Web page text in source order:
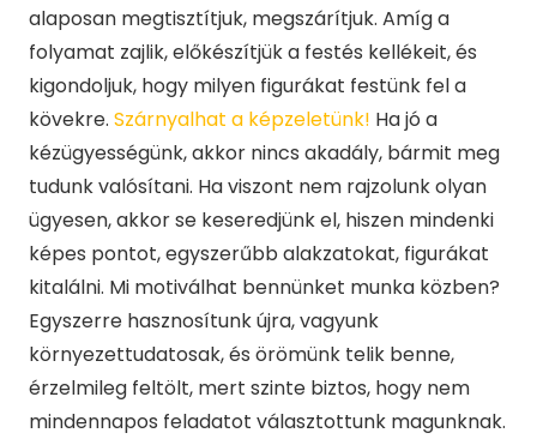
alaposan megtisztítjuk, megszárítjuk. Amíg a
folyamat zajlik, előkészítjük a festés kellékeit, és
kigondoljuk, hogy milyen figurákat festünk fel a
kövekre. Szárnyalhat a képzeletünk! Ha jó a
kézügyességünk, akkor nincs akadály, bármit meg
tudunk valósítani. Ha viszont nem rajzolunk olyan
ügyesen, akkor se keseredjünk el, hiszen mindenki
képes pontot, egyszerűbb alakzatokat, figurákat
kitalálni. Mi motiválhat bennünket munka közben?
Egyszerre hasznosítunk újra, vagyunk
környezettudatosak, és örömünk telik benne,
érzelmileg feltölt, mert szinte biztos, hogy nem
mindennapos feladatot választottunk magunknak.